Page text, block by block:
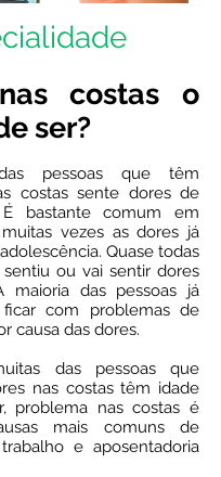
costas o
ser?
pessoas que têm
costas sente dores de
bastante comum em
vezes as dores já
Quase todas
sentiu ou vai sentir dores
maioria das pessoas já
com problemas de
causa das dores.
das pessoas que
nas costas têm idade
problema nas costas é
mais comuns de
e aposentadoria